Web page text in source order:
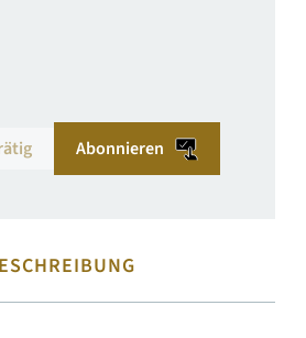
Abonnieren